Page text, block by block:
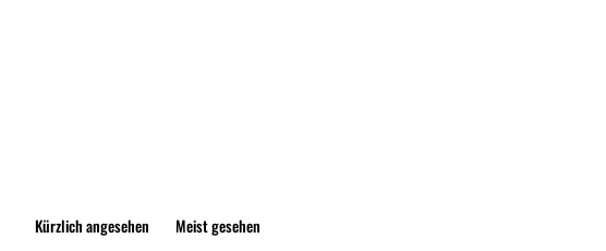
Kürzlich angesehen Meist gesehen